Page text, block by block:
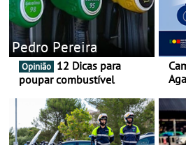
Pedro Pereira
Opinião
poupar combustível